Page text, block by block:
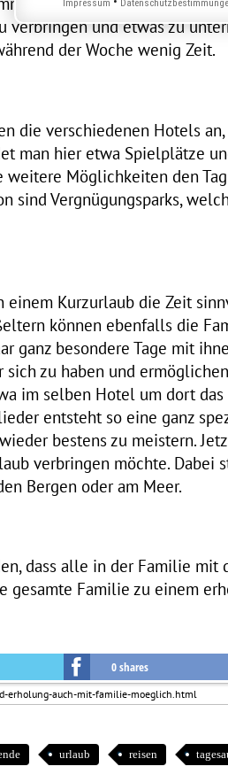
verbringen und etwas zu
der Woche wenig Zeit.
die verschiedenen Hotels
man hier etwa Spielplätze
Möglichkeiten den
sind Vergnügungsparks,
Kurzurlaub die Zeit
können ebenfalls die
ganz besondere Tage mit
zu haben und
im selben Hotel um dort
entsteht so eine ganz
bestens zu meistern.
verbringen möchte. Dabei
Bergen oder am Meer.
dass alle in der Familie
gesamte Familie zu einem
0 shares
urlaub reisen
Impressum